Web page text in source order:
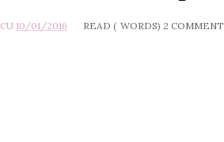
10/01/2016 READ ( WORDS) 2